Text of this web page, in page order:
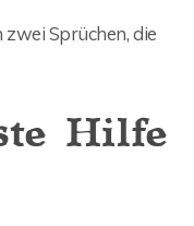
Sprüchen, die
Hilfe